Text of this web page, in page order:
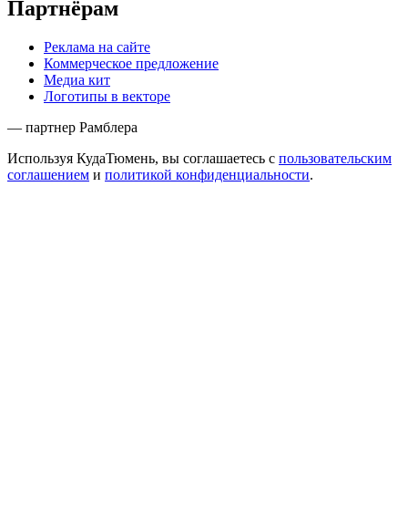
Партнёрам
Реклама на сайте
Коммерческое предложение
Медиа кит
Логотипы в векторе
— партнер Рамблера
Используя КудаТюмень, вы соглашаетесь с пользовательским
соглашением и политикой конфиденциальности.